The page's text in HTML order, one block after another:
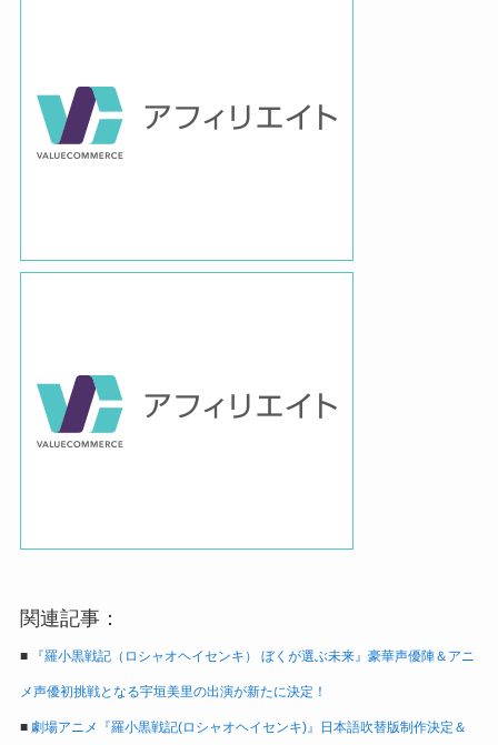
関連記事：
■ 『羅小黒戦記（ロシャオヘイセンキ） ぼくが選ぶ未来』豪華声優陣＆アニ
メ声優初挑戦となる宇垣美里の出演が新たに決定！
■ 劇場アニメ『羅小黒戦記(ロシャオヘイセンキ)』日本語吹替版制作決定＆